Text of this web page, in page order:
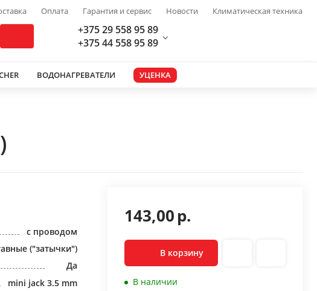
Оплата Гарантия и сервис Новости Климатическая техника
+375 29 558 95 89
+375 44 558 95 89
ВОДОНАГРЕВАТЕЛИ УЦЕНКА
с проводом
("затычки")
Да
mini jack 3.5 mm
143,00р.
В корзину
В наличии